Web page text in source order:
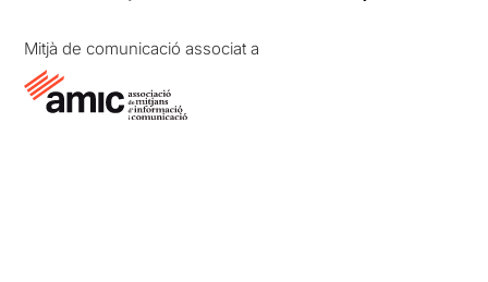
Mitjà de comunicació associat a